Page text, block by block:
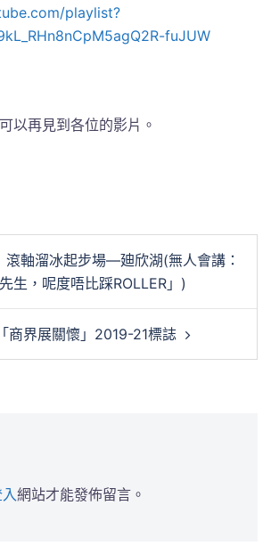
playlist?
fuJUW
以再見到各位的影片。
滾軸溜冰起步場—廸欣湖(無人會講：
先生，呢度唔比踩ROLLER」)
商界展關懷」2019-21標誌
網站才能發佈留言。